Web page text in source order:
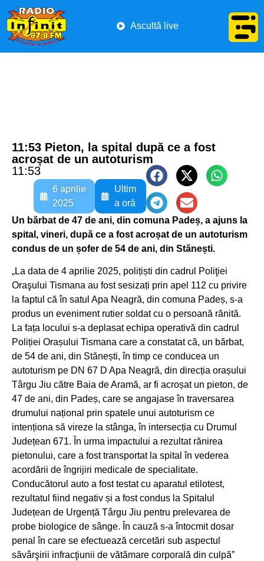
Ascultă live
11:53 Pieton, la spital după ce a fost
acroșat de un autoturism
11:53
6 aprilie
2025
Ultim
a oră
Un bărbat de 47 de ani, din comuna Padeș, a ajuns la
spital, vineri, după ce a fost acroșat de un autoturism
condus de un șofer de 54 de ani, din Stănești.
„La data de 4 aprilie 2025, polițiști din cadrul Poliţiei
Oraşului Tismana au fost sesizați prin apel 112 cu privire
la faptul că în satul Apa Neagră, din comuna Padeș, s-a
produs un eveniment rutier soldat cu o persoană rănită.
La fața locului s-a deplasat echipa operativă din cadrul
Poliției Orașului Tismana care a constatat că, un bărbat,
de 54 de ani, din Stănești, în timp ce conducea un
autoturism pe DN 67 D Apa Neagră, din direcția orașului
Târgu Jiu către Baia de Aramă, ar fi acroșat un pieton, de
47 de ani, din Padeș, care se angajase în traversarea
drumului național prin spatele unui autoturism ce
intenționa să vireze la stânga, în intersecția cu Drumul
Județean 671. În urma impactului a rezultat rănirea
pietonului, care a fost transportat la spital în vederea
acordării de îngrijiri medicale de specialitate.
Conducătorul auto a fost testat cu aparatul etilotest,
rezultatul fiind negativ și a fost condus la Spitalul
Județean de Urgență Târgu Jiu pentru prelevarea de
probe biologice de sânge. În cauză s-a întocmit dosar
penal în care se efectuează cercetări sub aspectul
săvârşirii infracţiunii de vătămare corporală din culpă”